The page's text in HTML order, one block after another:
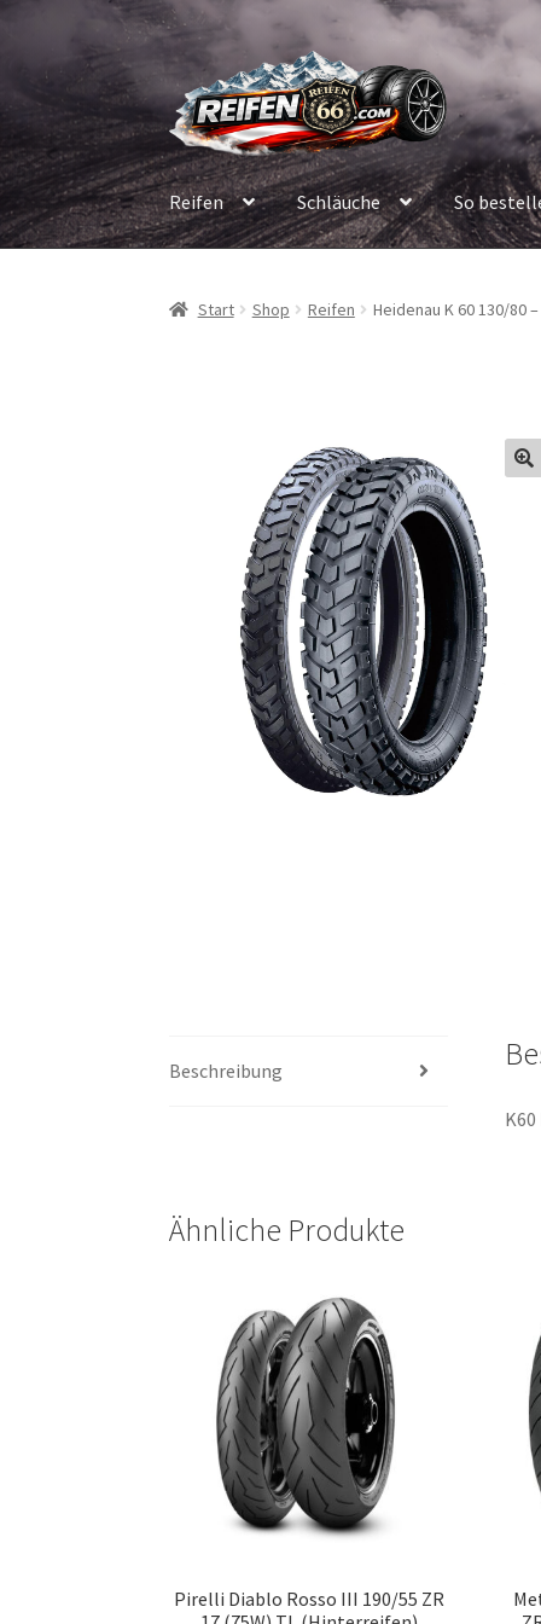
Navigation
springen
Inhalt
springen
Reifen Schläuche So
Start Shop Reifen Heidenau K 60 130/80
Beschreibung
Ähnliche Produkte
Pirelli Diablo Rosso III 190/55 ZR